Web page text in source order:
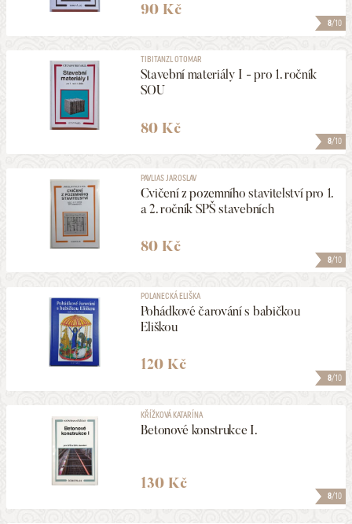
8/10
90 Kč
8/10
TIBITANZL OTOMAR
Stavební materiály I - pro 1. ročník
SOU
80 Kč
8/10
PAVLIAS JAROSLAV
Cvičení z pozemního stavitelství pro 1.
a 2. ročník SPŠ stavebních
80 Kč
8/10
POLANECKÁ ELIŠKA
Pohádkové čarování s babičkou
Eliškou
120 Kč
8/10
KŘÍŽKOVÁ KATARÍNA
Betonové konstrukce I.
130 Kč